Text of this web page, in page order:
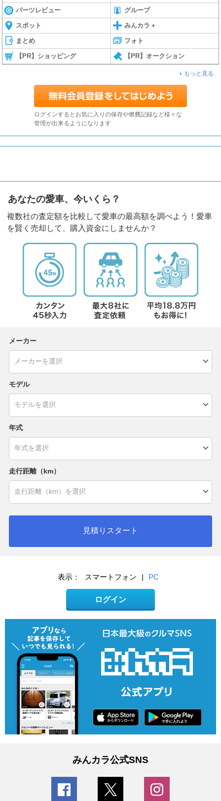
パーツレビュー グループ
スポット みんカラ＋
まとめ フォト
【PR】ショッピング 【PR】オークション
もっと見る
ログインするとお気に入りの保存や燃費記録など様々な
管理が出来るようになります
あなたの愛車、今いくら？
複数社の査定額を比較して愛車の最高額を調べよう！愛車
を賢く売却して、購入資金にしませんか？
メーカー
モデル
年式
走行距離（km）
見積りスタート
表示： スマートフォン | PC
ログイン
みんカラ公式SNS